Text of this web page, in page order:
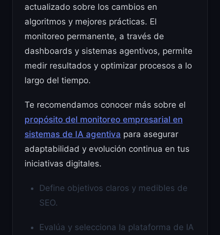
actualizado sobre los cambios en
algoritmos y mejores prácticas. El
monitoreo permanente, a través de
dashboards y sistemas agentivos, permite
medir resultados y optimizar procesos a lo
largo del tiempo.
Te recomendamos conocer más sobre el
propósito del monitoreo empresarial en
sistemas de IA agentiva para asegurar
adaptabilidad y evolución continua en tus
iniciativas digitales.
Define objetivos claros y medibles de
SEO.
Evalúa y selecciona la plataforma de IA